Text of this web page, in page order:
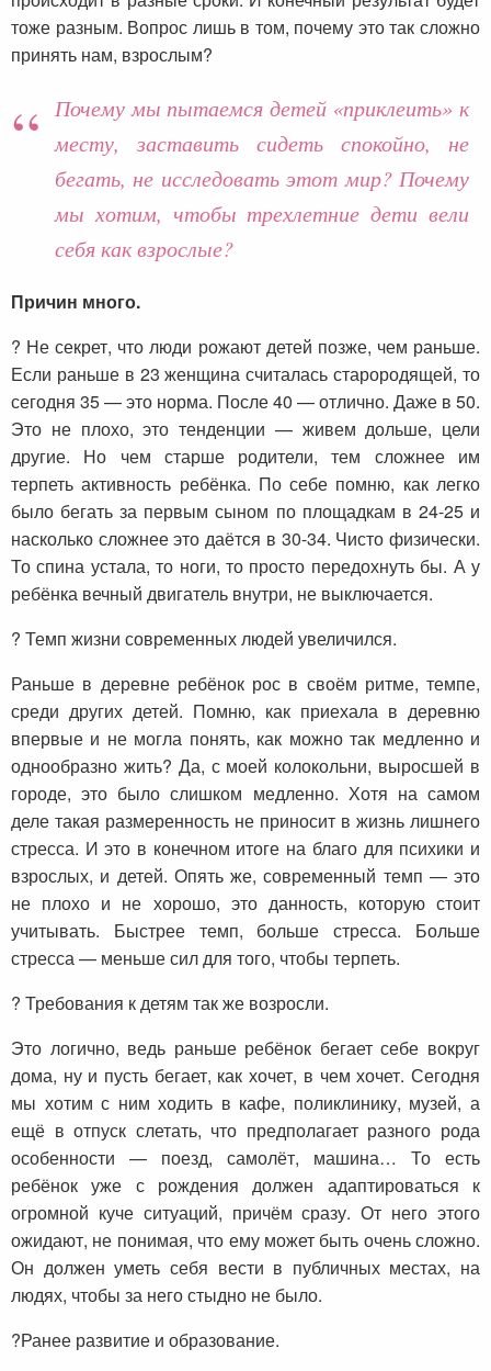
тоже разным. Вопрос лишь в том, почему это так сложно
принять нам, взрослым?
Почему мы пытаемся детей «приклеить» к
месту, заставить сидеть спокойно, не
бегать, не исследовать этот мир? Почему
мы хотим, чтобы трехлетние дети вели
себя как взрослые?
Причин много.
? Не секрет, что люди рожают детей позже, чем раньше.
Если раньше в 23 женщина считалась старородящей, то
сегодня 35 — это норма. После 40 — отлично. Даже в 50.
Это не плохо, это тенденции — живем дольше, цели
другие. Но чем старше родители, тем сложнее им
терпеть активность ребёнка. По себе помню, как легко
было бегать за первым сыном по площадкам в 24-25 и
насколько сложнее это даётся в 30-34. Чисто физически.
То спина устала, то ноги, то просто передохнуть бы. А у
ребёнка вечный двигатель внутри, не выключается.
? Темп жизни современных людей увеличился.
Раньше в деревне ребёнок рос в своём ритме, темпе,
среди других детей. Помню, как приехала в деревню
впервые и не могла понять, как можно так медленно и
однообразно жить? Да, с моей колокольни, выросшей в
городе, это было слишком медленно. Хотя на самом
деле такая размеренность не приносит в жизнь лишнего
стресса. И это в конечном итоге на благо для психики и
взрослых, и детей. Опять же, современный темп — это
не плохо и не хорошо, это данность, которую стоит
учитывать. Быстрее темп, больше стресса. Больше
стресса — меньше сил для того, чтобы терпеть.
? Требования к детям так же возросли.
Это логично, ведь раньше ребёнок бегает себе вокруг
дома, ну и пусть бегает, как хочет, в чем хочет. Сегодня
мы хотим с ним ходить в кафе, поликлинику, музей, а
ещё в отпуск слетать, что предполагает разного рода
особенности — поезд, самолёт, машина… То есть
ребёнок уже с рождения должен адаптироваться к
огромной куче ситуаций, причём сразу. От него этого
ожидают, не понимая, что ему может быть очень сложно.
Он должен уметь себя вести в публичных местах, на
людях, чтобы за него стыдно не было.
?Ранее развитие и образование.